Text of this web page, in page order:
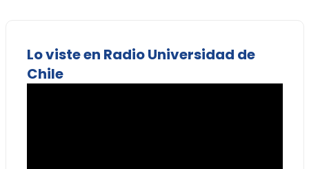
Lo viste en Radio Universidad de
Chile